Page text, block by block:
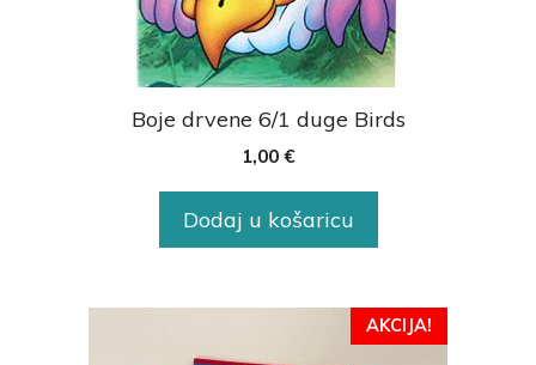
Boje drvene 6/1 duge Birds
1,00 €
Dodaj u košaricu
AKCIJA!